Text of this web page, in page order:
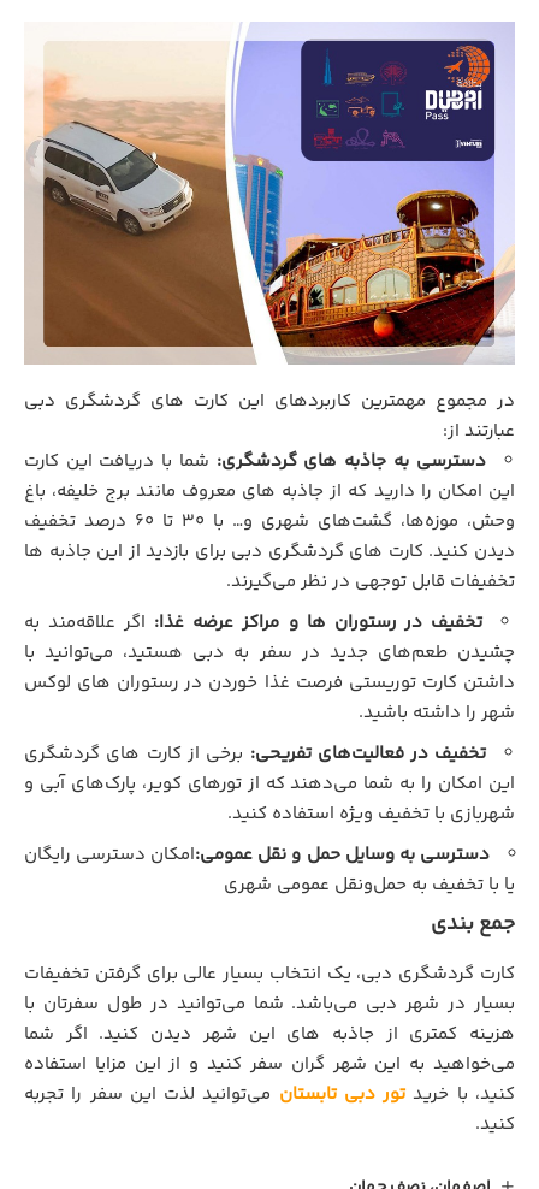
در مجموع مهمترین کاربردهای این کارت های گردشگري دبی
عبارتند از:
دسترسی به جاذبه های گردشگری: شما با دریافت این کارت
این امکان را دارید که از جاذبه های معروف مانند برج خلیفه، باغ
وحش، موزه‌ها، گشت‌های شهری و… با 30 تا 60 درصد تخفیف
دیدن کنید. کارت های گردشگری دبی برای بازدید از این جاذبه ها
تخفیفات قابل توجهی در نظر می‌گیرند.
تخفیف در رستوران ها و مراکز عرضه غذا: اگر علاقه‌مند به
چشیدن طعم‌های جدید در سفر به دبی هستید، می‌توانید با
داشتن کارت توریستی فرصت غذا خوردن در رستوران های لوکس
شهر را داشته باشید.
تخفیف در فعالیت‌های تفریحی: برخی از کارت های گردشگری
این امکان را به شما می‌دهند که از تورهای کویر، پارک‌های آبی و
شهربازی با تخفیف ویژه استفاده کنید.
دسترسی به وسایل حمل و نقل عمومی:امکان دسترسی رایگان
یا با تخفیف به حمل‌و‌نقل عمومی شهری
جمع بندی
کارت گردشگري دبی، یک انتخاب بسیار عالی برای گرفتن تخفیفات
بسیار در شهر دبی می‌باشد. شما می‌توانید در طول سفرتان با
هزینه کمتری از جاذبه های این شهر دیدن کنید. اگر شما
می‌خواهید به این شهر گران سفر کنید و از این مزایا استفاده
کنید، با خریدتور دبی تابستان می‌توانید لذت این سفر را تجربه
کنید.